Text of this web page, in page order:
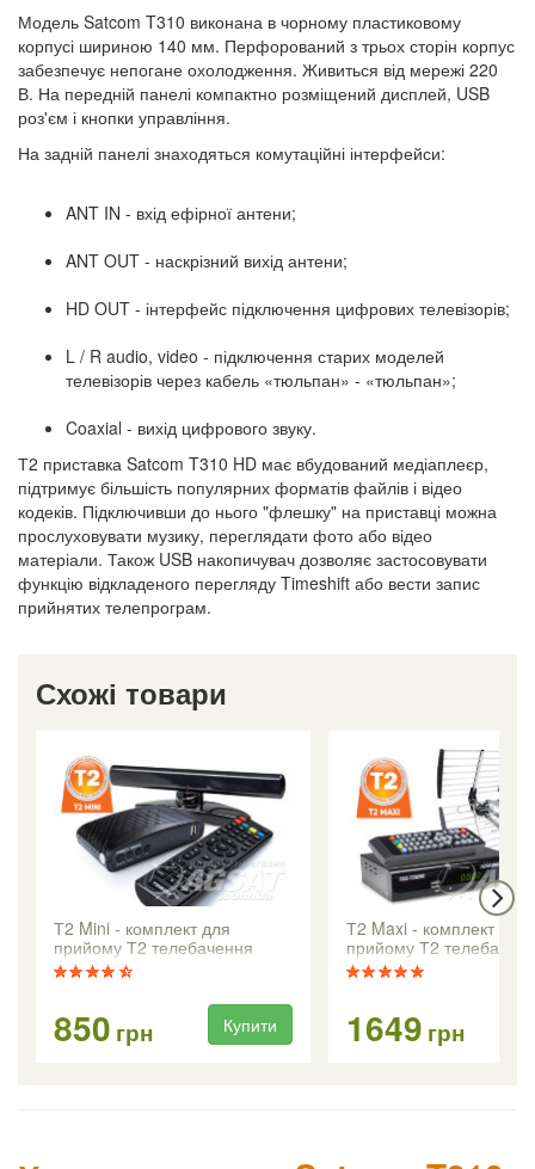
Модель Satcom T310 виконана в чорному пластиковому
корпусі шириною 140 мм. Перфорований з трьох сторін корпус
забезпечує непогане охолодження. Живиться від мережі 220
В. На передній панелі компактно розміщений дисплей, USB
роз'єм і кнопки управління.
На задній панелі знаходяться комутаційні інтерфейси:
ANT IN - вхід ефірної антени;
ANT OUT - наскрізний вихід антени;
HD OUT - інтерфейс підключення цифрових телевізорів;
L / R audio, video - підключення старих моделей
телевізорів через кабель «тюльпан» - «тюльпан»;
Coaxial - вихід цифрового звуку.
Т2 приставка Satcom T310 HD має вбудований медіаплеєр,
підтримує більшість популярних форматів файлів і відео
кодеків. Підключивши до нього "флешку" на приставці можна
прослуховувати музику, переглядати фото або відео
матеріали. Також USB накопичувач дозволяє застосовувати
функцію відкладеного перегляду Timeshift або вести запис
прийнятих телепрограм.
Схожі товари
Т2 Mini - комплект для
прийому Т2 телебачення
850 грн Купити
Т2 Maxi - комплект для
прийому Т2
1649 грн